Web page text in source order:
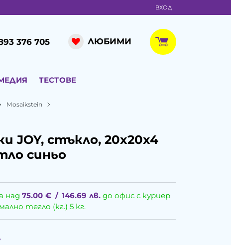
ВХОД
376 705 ЛЮБИМИ
ТЕСТОВЕ
Mosaikstein
JOY, стъкло, 20x20x4
синьо
над75.00 € / 146.69 лв. до офис с куриер
тегло (кг.) 5 кг.